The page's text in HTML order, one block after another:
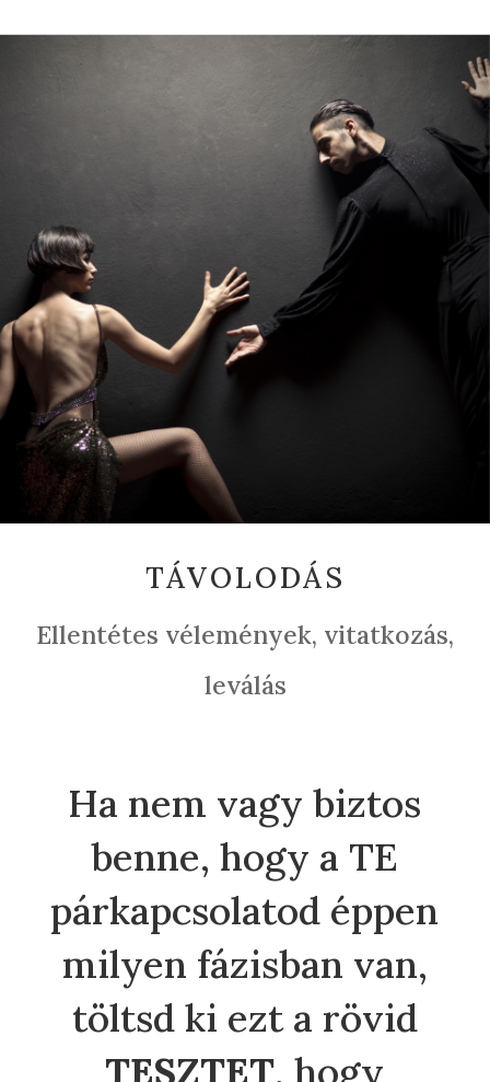
TÁVOLODÁS
Ellentétes vélemények, vitatkozás,
leválás
Ha nem vagy biztos
benne, hogy a TE
párkapcsolatod éppen
milyen fázisban van,
töltsd ki ezt a rövid
TESZTET, hogy